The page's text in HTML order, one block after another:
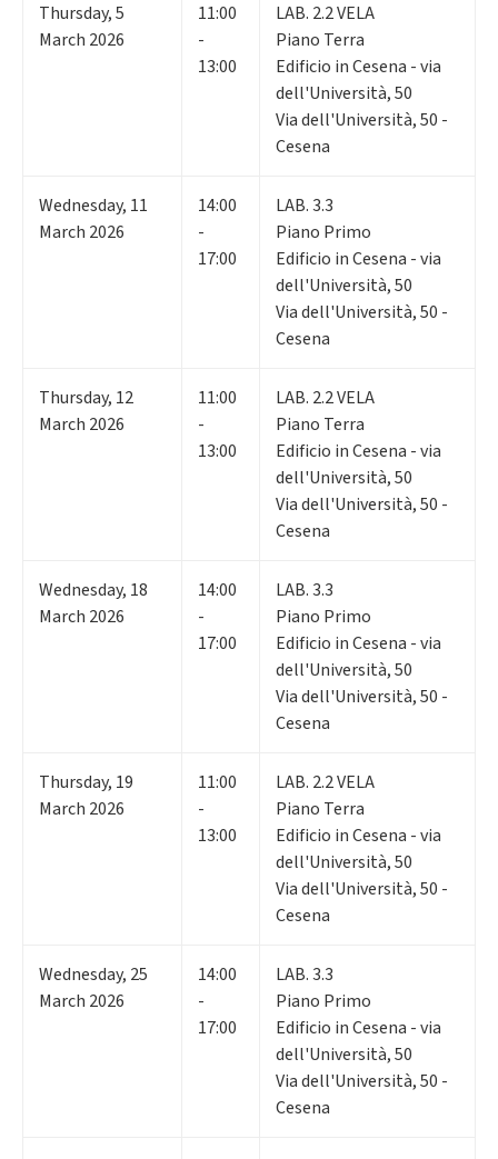
Thursday,5
March 2026
11:00
-
13:00
LAB. 2.2 VELA
Piano Terra
Edificio in Cesena - via
dell'Università, 50
Via dell'Università, 50 -
Cesena
Wednesday, 11
March 2026
14:00
-
17:00
LAB. 3.3
Piano Primo
Edificio in Cesena - via
dell'Università, 50
Via dell'Università, 50 -
Cesena
Thursday, 12
March 2026
11:00
-
13:00
LAB. 2.2 VELA
Piano Terra
Edificio in Cesena - via
dell'Università, 50
Via dell'Università, 50 -
Cesena
Wednesday, 18
March 2026
14:00
-
17:00
LAB. 3.3
Piano Primo
Edificio in Cesena - via
dell'Università, 50
Via dell'Università, 50 -
Cesena
Thursday, 19
March 2026
11:00
-
13:00
LAB. 2.2 VELA
Piano Terra
Edificio in Cesena - via
dell'Università, 50
Via dell'Università, 50 -
Cesena
Wednesday, 25
March 2026
14:00
-
17:00
LAB. 3.3
Piano Primo
Edificio in Cesena - via
dell'Università, 50
Via dell'Università, 50 -
Cesena